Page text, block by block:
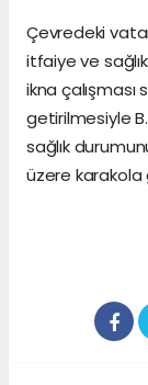
Çevredeki
itfaiye ve
ikna çalışması
getirilmesiyle
sağlık
üzere karakola